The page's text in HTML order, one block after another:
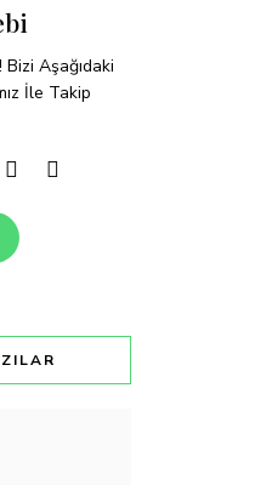
Aşağıdaki
İle Takip